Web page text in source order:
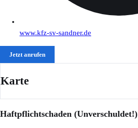
www.kfz-sv-sandner.de
Jetzt anrufen
Karte
+
Haftpflichtschaden (Unverschuldet!)